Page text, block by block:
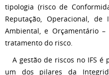
tipologia (risco de
Reputação, Operacional, de
Ambiental, e Orçamentário
tratamento do risco.
A gestão de riscos no IFS é
um dos pilares da